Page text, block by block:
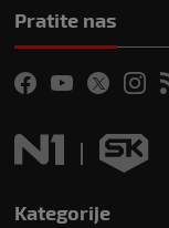
Pratite nas
Kategorije